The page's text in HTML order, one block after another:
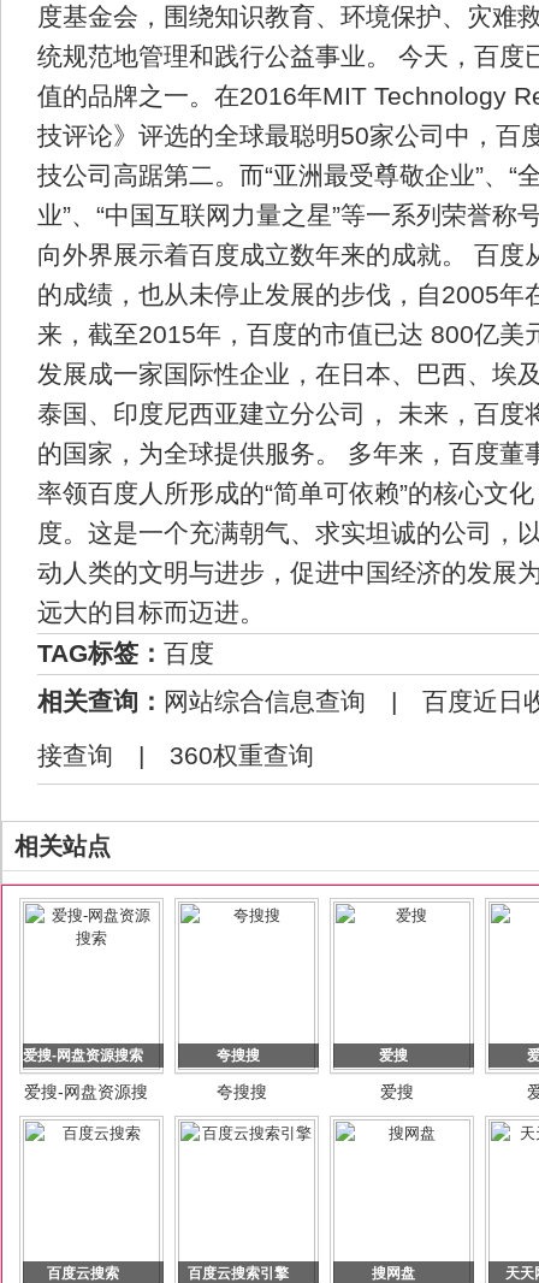
度基金会，围绕知识教育、环境保护、灾难
统规范地管理和践行公益事业。 今天，百度
值的品牌之一。在2016年MIT Technology
技评论》评选的全球最聪明50家公司中，百
技公司高踞第二。而“亚洲最受尊敬企业”、“
业”、“中国互联网力量之星”等一系列荣誉称
向外界展示着百度成立数年来的成就。 百度
的成绩，也从未停止发展的步伐，自2005年
来，截至2015年，百度的市值已达 800亿美
发展成一家国际性企业，在日本、巴西、埃
泰国、印度尼西亚建立分公司， 未来，百度
的国家，为全球提供服务。 多年来，百度董
率领百度人所形成的“简单可依赖”的核心文
度。这是一个充满朝气、求实坦诚的公司，
动人类的文明与进步，促进中国经济的发展
远大的目标而迈进。
TAG标签： 百度
相关查询： 网站综合信息查询 | 百度近日
接查询 | 360权重查询
相关站点
爱搜-网盘资源搜索
爱搜-网盘资源搜
索
夸搜搜
夸搜搜
爱搜
爱搜
百度云搜索 百度云搜索引擎 搜网盘 天天